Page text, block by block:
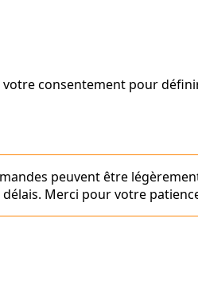
consentement pour
peuvent être
Merci pour votre